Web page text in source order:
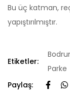
Bu üç katman,
yapıştırılmıştır.
Etiketler:
Parke
Paylaş: